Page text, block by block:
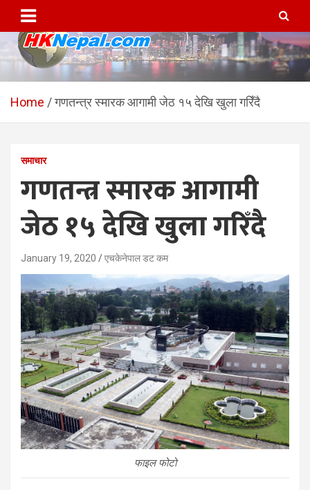
content
HKNepal.com – हङकङबाट
सञ्चालित पहिलो नेपाली अनलाईन
hknepal, hknepal.com, hk nepal, hk nepal com
Home गणतन्त्र स्मारक आगामी जेठ १५ देखि खुला गरिँदै
समाचार
गणतन्त्र स्मारक आगामी
जेठ १५ देखि खुला गरिँदै
January 19, 2020 एचकेनेपाल डट कम
फाइल फोटो